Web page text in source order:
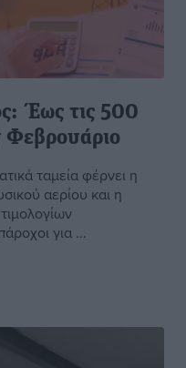
Έως τις 500
Φεβρουάριο
ταμεία φέρνει η
αερίου και η
για ...